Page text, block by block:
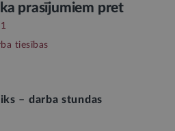
prasījumiem pret
1
tiesības
– darba stundas